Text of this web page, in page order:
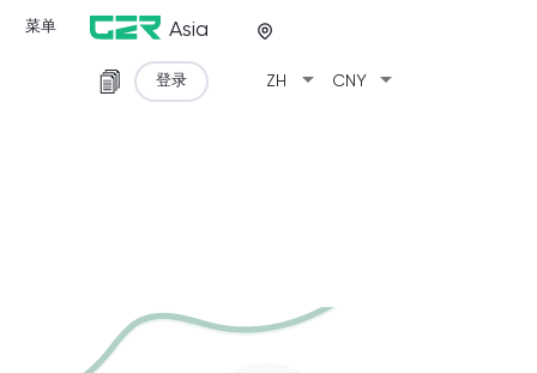
菜单 Asia
ZH arrow_drop_down CNY arrow_drop_down
登录